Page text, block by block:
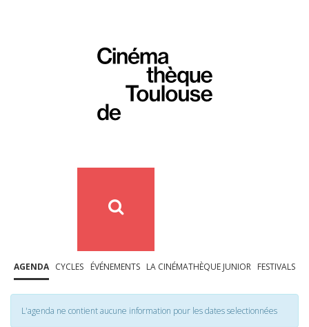
AGENDA CYCLES ÉVÉNEMENTS LA CINÉMATHÈQUE JUNIOR FESTIVALS
L'agenda ne contient aucune information pour les dates selectionnées